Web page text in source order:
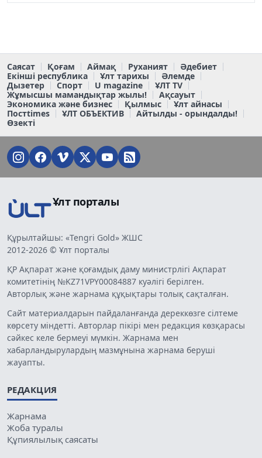
Саясат Қоғам Аймақ Руханият
Әдебиет
Екінші республика
Ұлт тарихы
Әлемде
Дызетер
Спорт U magazine
ҰЛТ TV
Жұмысшы мамандықтар жылы!
Ақсауыт
Экономика және бизнес
Қылмыс
Ұлт айнасы
Постtimes
ҰЛТ ОБЪЕКТИВ
Айтылды - орындалды!
Өзекті
Ұлт порталы
Құрылтайшы: «Tengri Gold» ЖШС
2012-2026 © Ұлт порталы
ҚР Ақпарат және қоғамдық даму министрлігі Ақпарат
комитетінің №KZ71VPY00084887 куәлігі берілген.
Авторлық және жарнама құқықтары толық сақталған.
Сайт материалдарын пайдаланғанда дереккөзге сілтеме
көрсету міндетті. Авторлар пікірі мен редакция көзқарасы
сәйкес келе бермеуі мүмкін. Жарнама мен
хабарландырулардың мазмұнына жарнама беруші
жауапты.
РЕДАКЦИЯ
Жарнама
Жоба туралы
Құпиялылық саясаты